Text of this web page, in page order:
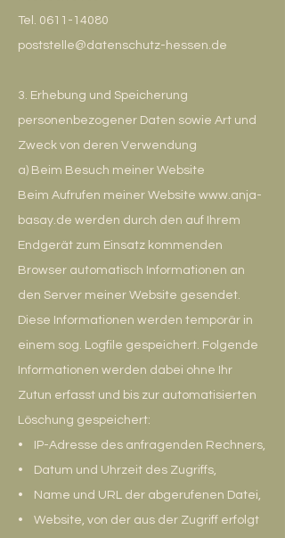
Tel. 0611-14080
poststelle@datenschutz-hessen.de
3. Erhebung und Speicherung
personenbezogener Daten sowie Art und
Zweck von deren Verwendung
a) Beim Besuch meiner Website
Beim Aufrufen meiner Website www.anja-
basay.de werden durch den auf Ihrem
Endgerät zum Einsatz kommenden
Browser automatisch Informationen an
den Server meiner Website gesendet.
Diese Informationen werden temporär in
einem sog. Logfile gespeichert. Folgende
Informationen werden dabei ohne Ihr
Zutun erfasst und bis zur automatisierten
Löschung gespeichert:
• IP-Adresse des anfragenden Rechners,
• Datum und Uhrzeit des Zugriffs,
• Name und URL der abgerufenen Datei,
• Website, von der aus der Zugriff erfolgt